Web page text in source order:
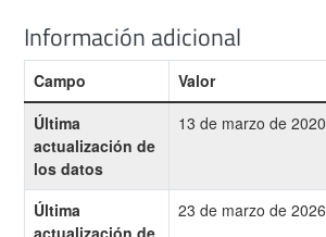
Información adicional
Campo
Valor
Última
actualización de
los datos
13 de marzo de 2020
Última
actualización de
23 de marzo de 2026